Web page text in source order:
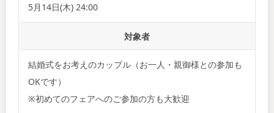
5月14日(木) 24:00
対象者
結婚式をお考えのカップル（お一人・親御様との参加も
OKです）
※初めてのフェアへのご参加の方も大歓迎